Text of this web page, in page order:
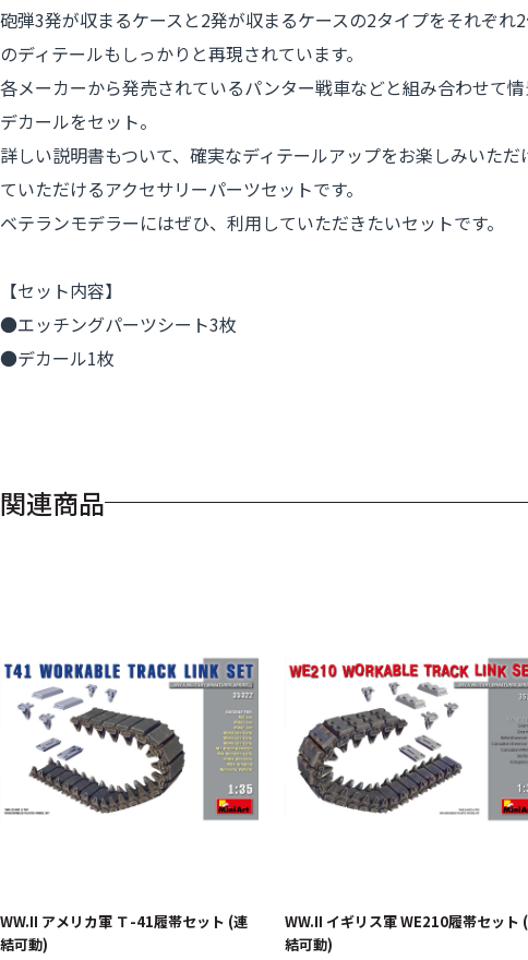
砲弾3発が収まるケースと2発が収まるケースの2タイプをそれぞ
のディテールもしっかりと再現されています。
各メーカーから発売されているパンター戦車などと組み合わせて
デカールをセット。
詳しい説明書もついて、確実なディテールアップをお楽しみいた
ていただけるアクセサリーパーツセットです。
ベテランモデラーにはぜひ、利用していただきたいセットです。
【セット内容】
●エッチングパーツシート3枚
●デカール1枚
関連商品
WW.II アメリカ軍 Ｔ-41履帯セット (連
結可動)
WW.II イギリス軍 WE210履帯セット
結可動)